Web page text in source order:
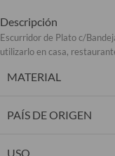
Descripción
Escurridor de Plato c/
utilizarlo en casa,
MATERIAL
PAÍS DE ORIGEN
USO